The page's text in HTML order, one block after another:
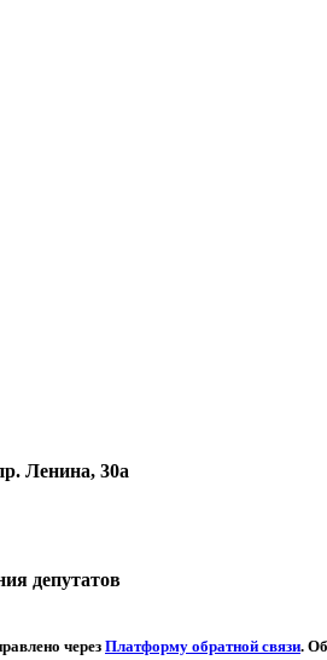
Ленина, 30а
депутатов
через Платформу обратной связи.